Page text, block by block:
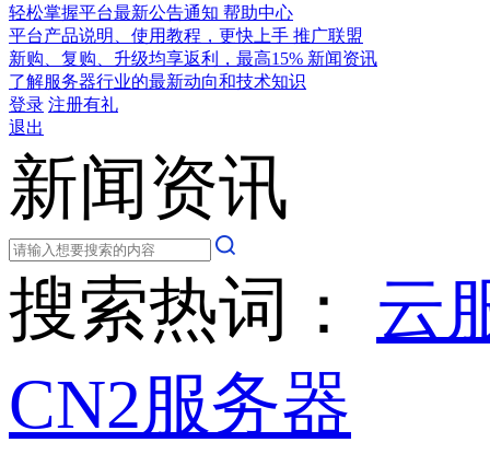
轻松掌握平台最新公告通知 帮助中心
平台产品说明、使用教程，更快上手 推广联盟
新购、复购、升级均享返利，最高15% 新闻资讯
了解服务器行业的最新动向和技术知识
登录 注册有礼
退出
新闻资讯
搜索热词： 云
CN2服务器